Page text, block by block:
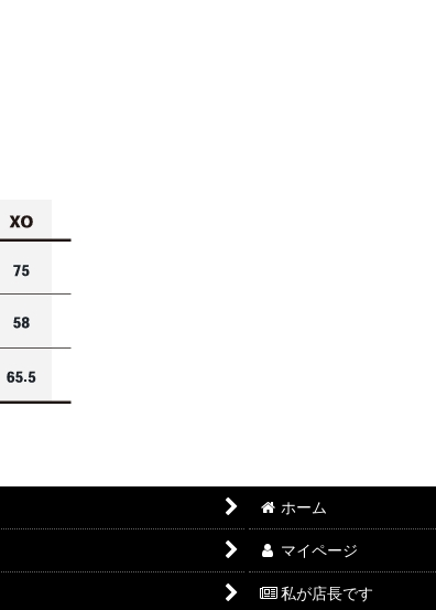
ホーム
マイページ
私が店長です